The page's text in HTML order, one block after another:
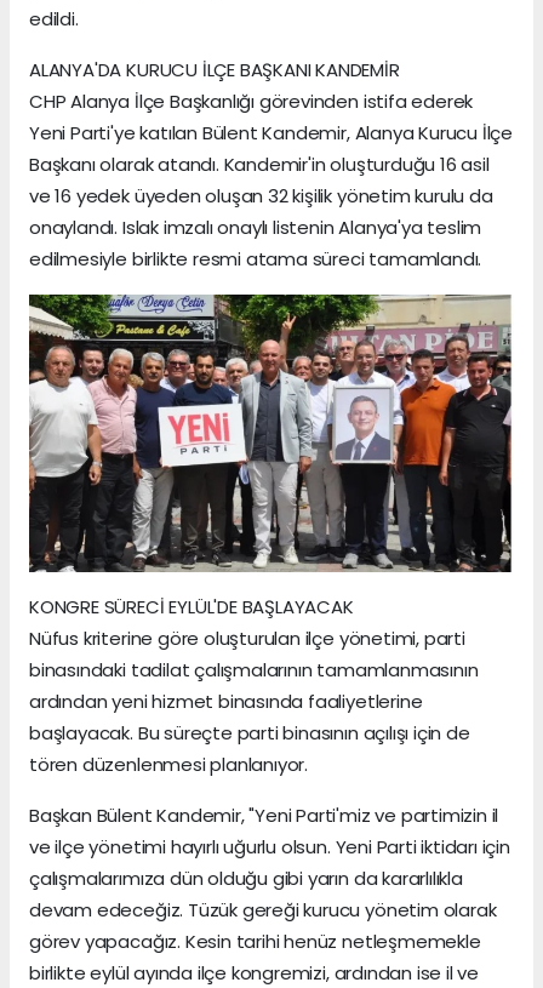
edildi.
ALANYA'DA KURUCU İLÇE BAŞKANI KANDEMİR
CHP Alanya İlçe Başkanlığı görevinden istifa ederek
Yeni Parti'ye katılan Bülent Kandemir, Alanya Kurucu İlçe
Başkanı olarak atandı. Kandemir'in oluşturduğu 16 asil
ve 16 yedek üyeden oluşan 32 kişilik yönetim kurulu da
onaylandı. Islak imzalı onaylı listenin Alanya'ya teslim
edilmesiyle birlikte resmi atama süreci tamamlandı.
KONGRE SÜRECİ EYLÜL'DE BAŞLAYACAK
Nüfus kriterine göre oluşturulan ilçe yönetimi, parti
binasındaki tadilat çalışmalarının tamamlanmasının
ardından yeni hizmet binasında faaliyetlerine
başlayacak. Bu süreçte parti binasının açılışı için de
tören düzenlenmesi planlanıyor.
Başkan Bülent Kandemir, "Yeni Parti'miz ve partimizin il
ve ilçe yönetimi hayırlı uğurlu olsun. Yeni Parti iktidarı için
çalışmalarımıza dün olduğu gibi yarın da kararlılıkla
devam edeceğiz. Tüzük gereği kurucu yönetim olarak
görev yapacağız. Kesin tarihi henüz netleşmemekle
birlikte eylül ayında ilçe kongremizi, ardından ise il ve